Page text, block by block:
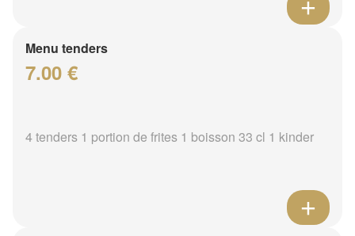
Menu tenders
7.00 €
4 tenders 1 portion de frites 1 boisson 33 cl 1 kinder